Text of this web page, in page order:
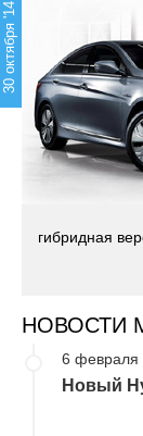
30 октября '14
гибридная
НОВОСТИ
6 февраля
Новый